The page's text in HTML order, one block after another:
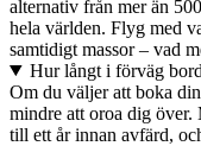
alternativ från mer än
hela världen. Flyg med
samtidigt massor – vad
Hur långt i förväg
Om du väljer att boka
mindre att oroa dig
till ett år innan avfärd,